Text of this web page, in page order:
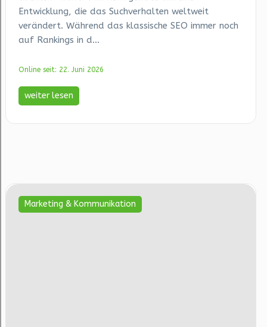
Entwicklung, die das Suchverhalten weltweit
verändert. Während das klassische SEO immer noch
auf Rankings in d...
Online seit: 22. Juni 2026
weiter lesen
Marketing & Kommunikation